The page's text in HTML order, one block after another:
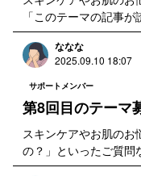
「このテーマの記事
美容に関するさまざま
にお寄せいただければ
やコメントは、内容を
り、後日、 ニュース
トとしてお届けしてま
ななな
2025.09.10 18:07
サポートメンバー
第8回目のテーマ
スキンケアやお肌のお
の？」といったご質問
な疑問を募集中です。